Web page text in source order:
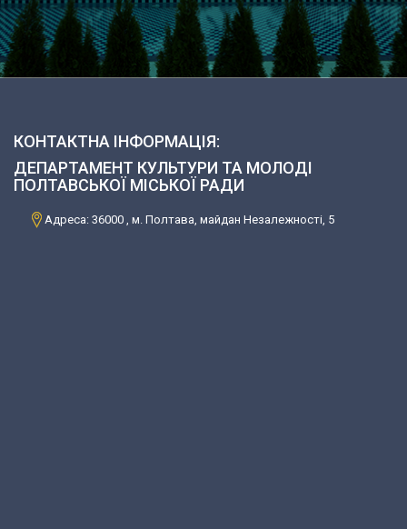
КОНТАКТНА ІНФОРМАЦІЯ:
ДЕПАРТАМЕНТ КУЛЬТУРИ ТА МОЛОДІ
ПОЛТАВСЬКОЇ МІСЬКОЇ РАДИ
Адреса: 36000 , м. Полтава, майдан Незалежності, 5